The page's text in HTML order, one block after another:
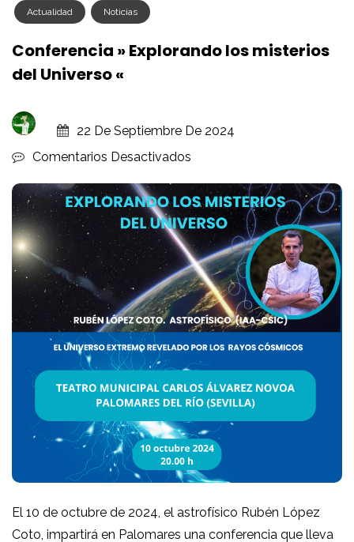
Actualidad Noticias
Conferencia » Explorando los misterios
del Universo «
22 De Septiembre De 2024
Comentarios Desactivados
»
Explorando
Los
Misterios
Del
Universo
«
El 10 de octubre de 2024, el astrofísico Rubén López
Coto, impartirá en Palomares una conferencia que lleva